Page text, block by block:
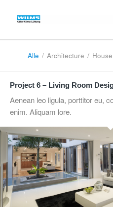
Alle / Architecture / House
Project 6 – Living Room
Aenean leo ligula, porttitor eu,
enim. Aliquam lore.